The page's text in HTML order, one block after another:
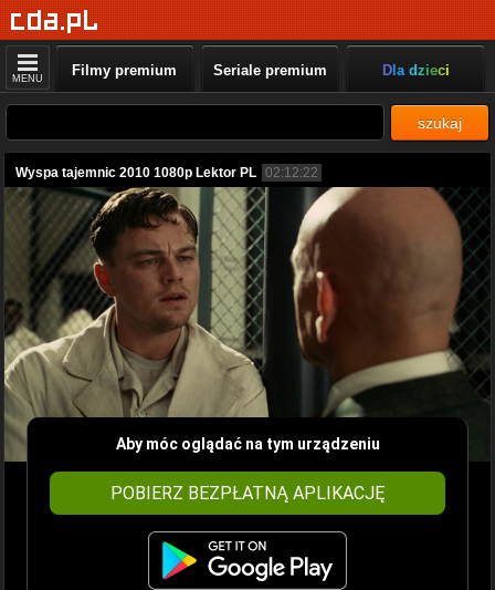
MENU Filmy premium Seriale premium Dla dzieci
szukaj
Wyspa tajemnic 2010 1080p Lektor PL 02:12:22
Aby móc oglądać na tym urządzeniu
POBIERZ BEZPŁATNĄ APLIKACJĘ